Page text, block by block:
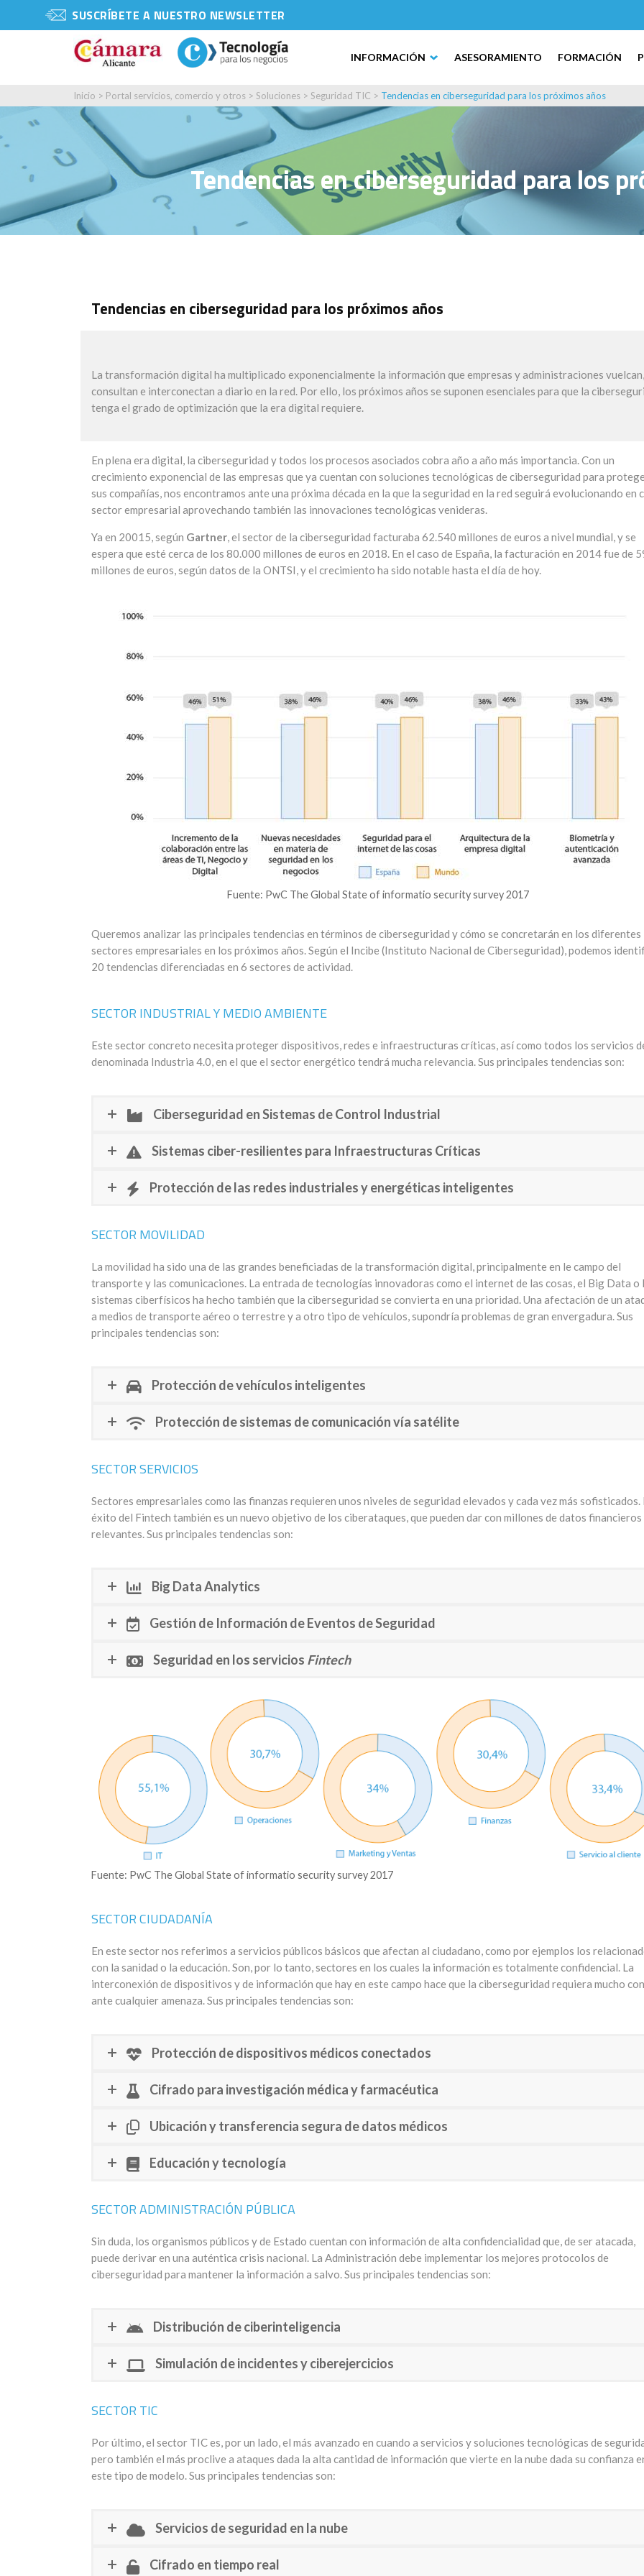
SUSCRÍBETE A NUESTRO NEWSLETTER
INFORMACIÓN ASESORAMIENTO FORMACIÓN
Inicio > Portal servicios, comercio y otros > Soluciones > Seguridad TIC > Tendencias en ciberseguridad para los próximos años
Tendencias en ciberseguridad para los
Tendencias en ciberseguridad para los próximos años
La transformación digital ha multiplicado exponencialmente la información que empresas y administraciones vuelcan,
consultan e interconectan a diario en la red. Por ello, los próximos años se suponen esenciales para que la
tenga el grado de optimización que la era digital requiere.
En plena era digital, la ciberseguridad y todos los procesos asociados cobra año a año más importancia. Con un
crecimiento exponencial de las empresas que ya cuentan con soluciones tecnológicas de ciberseguridad para
sus compañías, nos encontramos ante una próxima década en la que la seguridad en la red seguirá evolucionando en
sector empresarial aprovechando también las innovaciones tecnológicas venideras.
Ya en 20015, según Gartner, el sector de la ciberseguridad facturaba 62.540 millones de euros a nivel mundial, y se
espera que esté cerca de los 80.000 millones de euros en 2018. En el caso de España, la facturación en 2014 fue de
millones de euros, según datos de la ONTSI, y el crecimiento ha sido notable hasta el día de hoy.
Fuente: PwC The Global State of informatio security survey 2017
Queremos analizar las principales tendencias en términos de ciberseguridad y cómo se concretarán en los diferentes
sectores empresariales en los próximos años. Según el Incibe (Instituto Nacional de Ciberseguridad), podemos
20 tendencias diferenciadas en 6 sectores de actividad.
SECTOR INDUSTRIAL Y MEDIO AMBIENTE
Este sector concreto necesita proteger dispositivos, redes e infraestructuras críticas, así como todos los servicios
denominada Industria 4.0, en el que el sector energético tendrá mucha relevancia. Sus principales tendencias son:
Ciberseguridad en Sistemas de Control Industrial
Sistemas ciber-resilientes para Infraestructuras Críticas
Protección de las redes industriales y energéticas inteligentes
SECTOR MOVILIDAD
La movilidad ha sido una de las grandes beneficiadas de la transformación digital, principalmente en le campo del
transporte y las comunicaciones. La entrada de tecnologías innovadoras como el internet de las cosas, el Big Data o
sistemas ciberfísicos ha hecho también que la ciberseguridad se convierta en una prioridad. Una afectación de un
a medios de transporte aéreo o terrestre y a otro tipo de vehículos, supondría problemas de gran envergadura. Sus
principales tendencias son:
Protección de vehículos inteligentes
Protección de sistemas de comunicación vía satélite
SECTOR SERVICIOS
Sectores empresariales como las finanzas requieren unos niveles de seguridad elevados y cada vez más sofisticados.
éxito del Fintech también es un nuevo objetivo de los ciberataques, que pueden dar con millones de datos financieros
relevantes. Sus principales tendencias son:
Big Data Analytics
Gestión de Información de Eventos de Seguridad
Seguridad en los servicios Fintech
Fuente: PwC The Global State of informatio security survey 2017
SECTOR CIUDADANÍA
En este sector nos referimos a servicios públicos básicos que afectan al ciudadano, como por ejemplos los
con la sanidad o la educación. Son, por lo tanto, sectores en los cuales la información es totalmente confidencial. La
interconexión de dispositivos y de información que hay en este campo hace que la ciberseguridad requiera mucho
ante cualquier amenaza. Sus principales tendencias son:
Protección de dispositivos médicos conectados
Cifrado para investigación médica y farmacéutica
Ubicación y transferencia segura de datos médicos
Educación y tecnología
SECTOR ADMINISTRACIÓN PÚBLICA
Sin duda, los organismos públicos y de Estado cuentan con información de alta confidencialidad que, de ser atacada,
puede derivar en una auténtica crisis nacional. La Administración debe implementar los mejores protocolos de
ciberseguridad para mantener la información a salvo. Sus principales tendencias son:
Distribución de ciberinteligencia
Simulación de incidentes y ciberejercicios
SECTOR TIC
Por último, el sector TIC es, por un lado, el más avanzado en cuando a servicios y soluciones tecnológicas de
pero también el más proclive a ataques dada la alta cantidad de información que vierte en la nube dada su confianza
este tipo de modelo. Sus principales tendencias son:
Servicios de seguridad en la nube
Cifrado en tiempo real